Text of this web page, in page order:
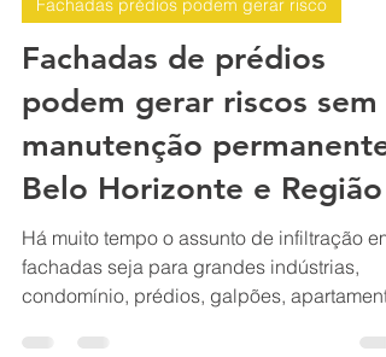
Fachadas prédios podem gerar risco
Fachadas de prédios
podem gerar riscos sem
manutenção permanente:
Belo Horizonte e Região
Há muito tempo o assunto de infiltração em
fachadas seja para grandes indústrias,